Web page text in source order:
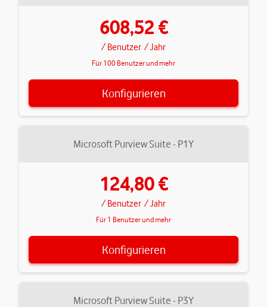
608,52 €
/ Benutzer / Jahr
Für 100 Benutzer und mehr
Konfigurieren
Microsoft Purview Suite - P1Y
124,80 €
/ Benutzer / Jahr
Für 1 Benutzer und mehr
Konfigurieren
Microsoft Purview Suite - P3Y